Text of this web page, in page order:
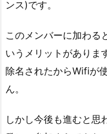
ンス)です。
このメンバーに加わる
いうメリットがありま
除名されたからWifiが
ん。
しかし今後も進むと思